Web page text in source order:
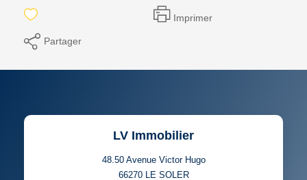
Imprimer
Partager
LV Immobilier
48.50 Avenue Victor Hugo
66270 LE SOLER